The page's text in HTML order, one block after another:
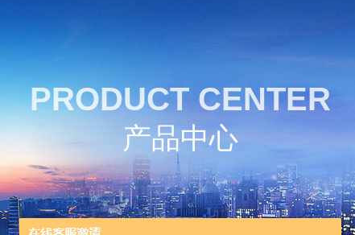
PRODUCT CENTER
产品中心